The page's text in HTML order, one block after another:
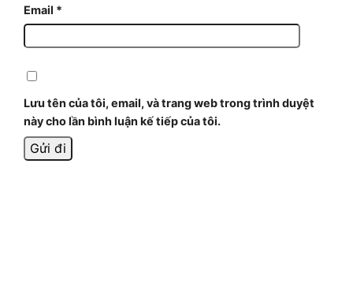
Email *
Lưu tên của tôi, email, và trang web trong trình duyệt
này cho lần bình luận kế tiếp của tôi.